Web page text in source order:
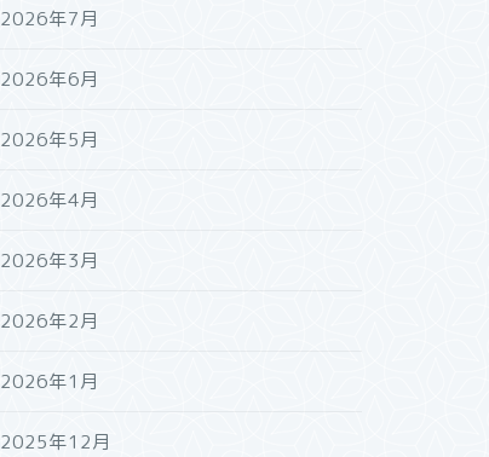
2026年7月
2026年6月
2026年5月
2026年4月
2026年3月
2026年2月
2026年1月
2025年12月